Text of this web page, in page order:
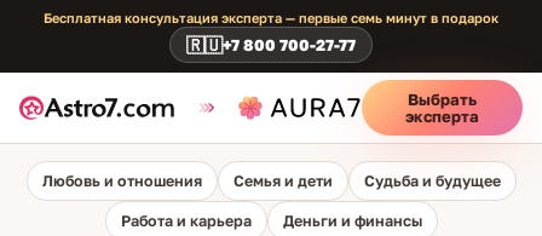
Бесплатная консультация эксперта — первые семь минут в подарок
🇷🇺+7 800 700-27-77
Выбрать
эксперта
Любовь и отношения Семья и дети Судьба и будущее
Работа и карьера Деньги и финансы